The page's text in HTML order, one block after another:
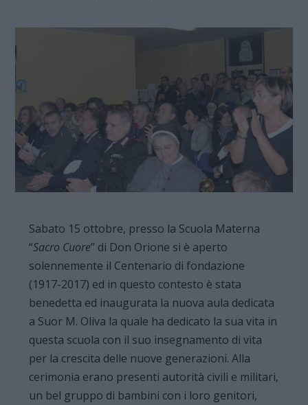
Sabato 15 ottobre, presso la Scuola Materna
“Sacro Cuore” di Don Orione si è aperto
solennemente il Centenario di fondazione
(1917-2017) ed in questo contesto è stata
benedetta ed inaugurata la nuova aula dedicata
a Suor M. Oliva la quale ha dedicato la sua vita in
questa scuola con il suo insegnamento di vita
per la crescita delle nuove generazioni. Alla
cerimonia erano presenti autorità civili e militari,
un bel gruppo di bambini con i loro genitori,